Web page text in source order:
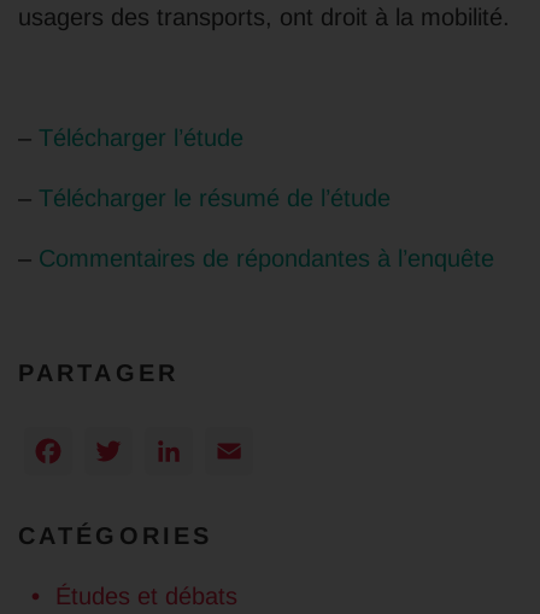
usagers des transports, ont droit à la mobilité.
– Télécharger l’étude
– Télécharger le résumé de l’étude
– Commentaires de répondantes à l’enquête
PARTAGER
Facebook
TwitterLinkedIn
CATÉGORIES
Études et débats